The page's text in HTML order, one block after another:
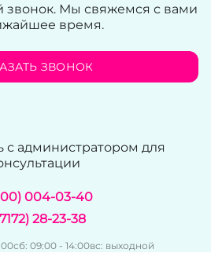
звонок. Мы свяжемся с вами
время.
ЗВОНОК
с администратором для
004-03-40
28-23-38
сб: 09:00 - 14:00вс: выходной